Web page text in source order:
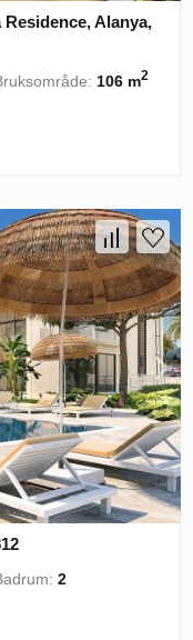
Alanya,
106 m2
2